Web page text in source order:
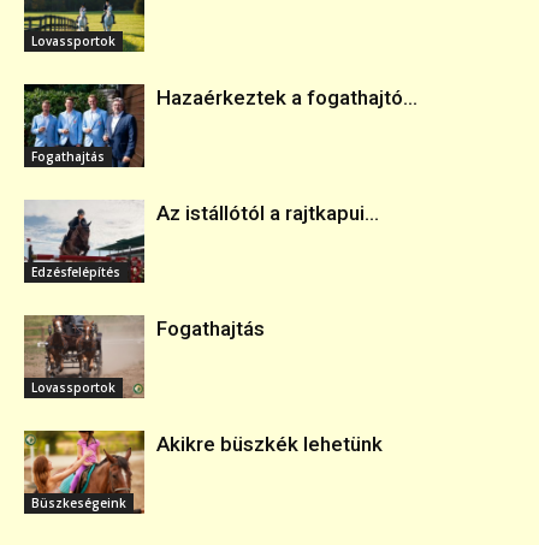
Lovassportok
Fogathajtás
Hazaérkeztek a fogathajtó...
Edzésfelépítés
Az istállótól a rajtkapui...
Lovassportok
Fogathajtás
Büszkeségeink
Akikre büszkék lehetünk